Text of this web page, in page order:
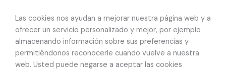
Las cookies nos ayudan a mejorar nuestra página web y a
ofrecer un servicio personalizado y mejor, por ejemplo
almacenando información sobre sus preferencias y
permitiéndonos reconocerle cuando vuelve a nuestra
web. Usted puede negarse a aceptar las cookies